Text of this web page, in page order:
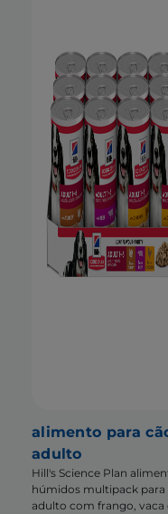
alimento para
adulto
Hill's Science Plan
húmidos multipack para
adulto com frango, vaca